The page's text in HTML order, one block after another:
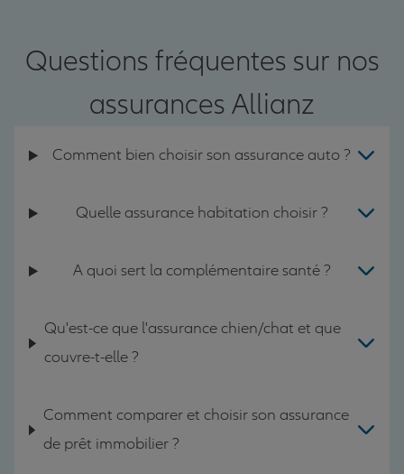
Questions fréquentes sur nos
assurances Allianz
Comment bien choisir son assurance auto ?
Quelle assurance habitation choisir ?
A quoi sert la complémentaire santé ?
Qu'est-ce que l'assurance chien/chat et que
couvre-t-elle ?
Comment comparer et choisir son assurance
de prêt immobilier ?